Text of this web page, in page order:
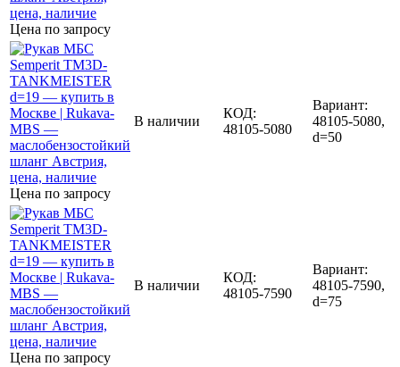
Цена по запросу
Цена по запросу
В наличии
КОД:
48105-5080
Вариант:
48105-5080,
d=50
Цена по запросу
В наличии
КОД:
48105-7590
Вариант:
48105-7590,
d=75